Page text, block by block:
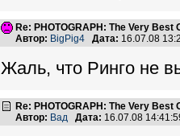
Re: PHOTOGRAPH: The Very Best
Автор: BigPig4 Дата: 16.07.08
Жаль, что Ринго не
Re: PHOTOGRAPH: The Very Best
Автор: Вад Дата: 16.07.08